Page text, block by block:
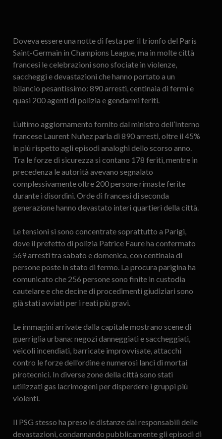
Doveva essere una notte di festa per il trionfo del Paris
Saint-Germain in Champions League, ma in molte città
francesi le celebrazioni sono sfociate in violenze,
saccheggi e devastazioni che hanno portato a un
bilancio pesantissimo: 890 arresti, centinaia di fermi e
quasi 200 agenti di polizia e gendarmi feriti.
L’ultimo aggiornamento fornito dal ministro dell’Interno
francese Laurent Nuñez parla di 890 arresti, oltre il 45%
in più rispetto agli episodi analoghi dello scorso anno.
Tra le forze di sicurezza si contano 178 feriti, mentre in
precedenza le autorità avevano segnalato
complessivamente oltre 200 persone rimaste ferite
durante i disordini. Orde di francesi di seconda
generazione hanno devastato interi quartieri della città.
Le tensioni si sono concentrate soprattutto a Parigi,
dove il prefetto di polizia Patrice Faure ha confermato
569 arresti tra sabato e domenica, con centinaia di
persone poste in stato di fermo. La procura parigina ha
comunicato che 256 persone sono finite in custodia
cautelare e che decine di procedimenti giudiziari sono
già stati avviati per i reati più gravi.
Le immagini arrivate dalla capitale mostrano scene di
guerriglia urbana: negozi danneggiati e saccheggiati,
veicoli incendiati, barricate improvvisate, attacchi
contro le forze dell’ordine e numerosi lanci di mortai
pirotecnici. In diverse zone della città sono stati
utilizzati gas lacrimogeni per disperdere i gruppi più
violenti.
Il PSG stesso ha preso le distanze dai responsabili delle
devastazioni, condannando pubblicamente gli episodi di